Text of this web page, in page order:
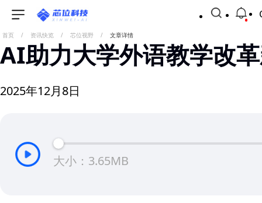
首页 / 资讯快览 / 芯位视野 / 文章详情
AI助力大学外语教学改
2025年12月8日
大小：3.65MB